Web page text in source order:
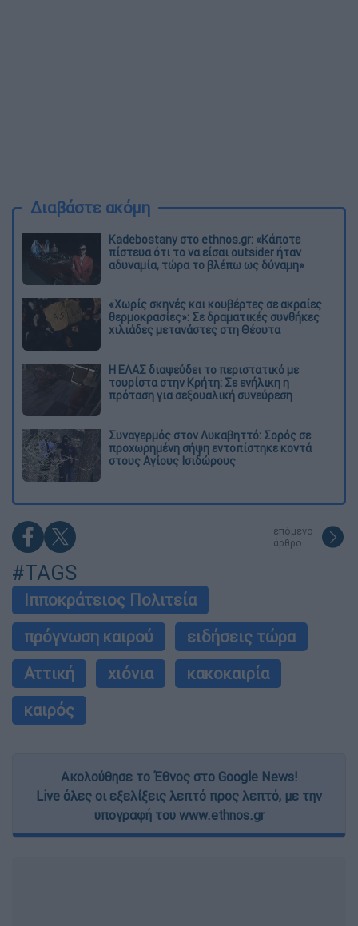
Διαβάστε ακόμη
Kadebostany στο ethnos.gr: «Κάποτε
πίστευα ότι το να είσαι outsider ήταν
αδυναμία, τώρα το βλέπω ως δύναμη»
«Χωρίς σκηνές και κουβέρτες σε ακραίες
θερμοκρασίες»: Σε δραματικές συνθήκες
χιλιάδες μετανάστες στη Θέουτα
Η ΕΛΑΣ διαψεύδει το περιστατικό με
τουρίστα στην Κρήτη: Σε ενήλικη η
πρόταση για σεξουαλική συνεύρεση
Συναγερμός στον Λυκαβηττό: Σορός σε
προχωρημένη σήψη εντοπίστηκε κοντά
στους Αγίους Ισιδώρους
επόμενο
άρθρο
#TAGS
Ιπποκράτειος Πολιτεία
πρόγνωση καιρού
ειδήσεις τώρα
Αττική
χιόνια
κακοκαιρία
καιρός
Ακολούθησε το Έθνος στο Google News!
Live όλες οι εξελίξεις λεπτό προς λεπτό, με την
υπογραφή του www.ethnos.gr